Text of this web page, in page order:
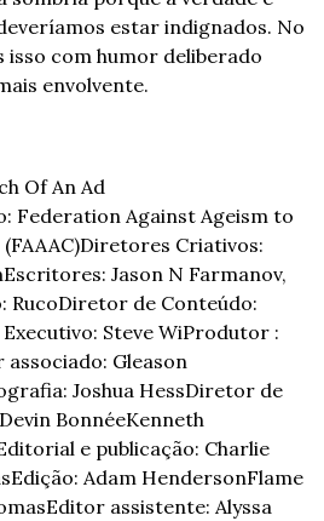
estar indignados. No
com humor deliberado
envolvente.
Of An Ad
Federation Against Ageism to
Diretores Criativos:
Escritores: Jason N Farmanov,
RucoDiretor de Conteúdo:
Steve WiProdutor :
Gleason
Joshua HessDiretor de
Devin BonnéeKenneth
e publicação: Charlie
Edição: Adam HendersonFlame
Editor assistente: Alyssa